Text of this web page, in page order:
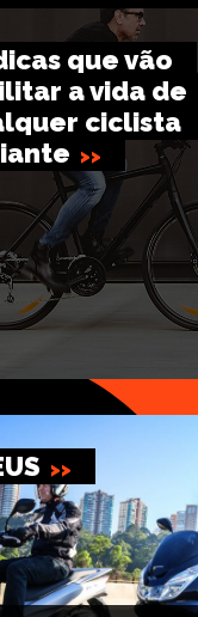
que vão
a vida de
ciclista